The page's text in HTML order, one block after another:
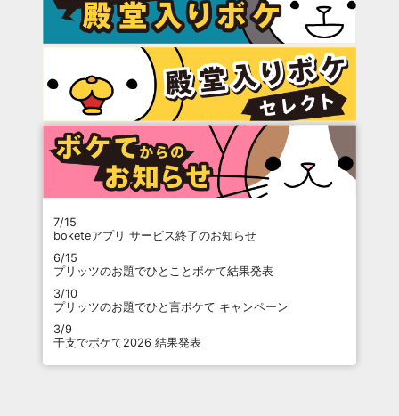
7/15
boketeアプリ サービス終了のお知らせ
6/15
プリッツのお題でひとことボケて結果発表
3/10
プリッツのお題でひと言ボケて キャンペーン
3/9
干支でボケて2026 結果発表